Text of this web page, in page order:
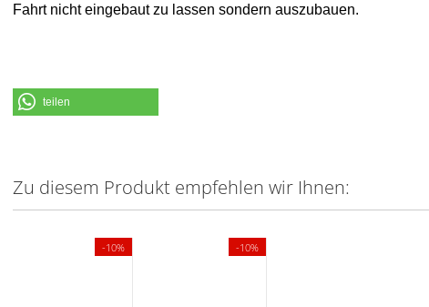
Fahrt nicht eingebaut zu lassen sondern auszubauen.
teilen
Zu diesem Produkt empfehlen wir Ihnen:
-10% -10%